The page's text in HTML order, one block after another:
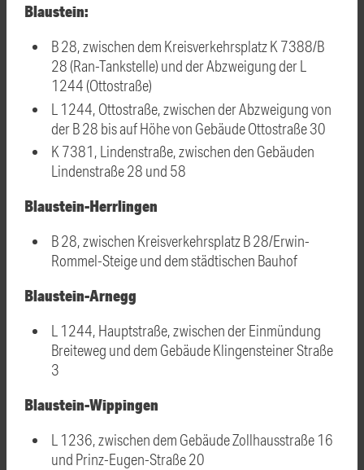
Blaustein:
B 28, zwischen dem Kreisverkehrsplatz K 7388/B
28 (Ran-Tankstelle) und der Abzweigung der L
1244 (Ottostraße)
L 1244, Ottostraße, zwischen der Abzweigung von
der B 28 bis auf Höhe von Gebäude Ottostraße 30
K 7381, Lindenstraße, zwischen den Gebäuden
Lindenstraße 28 und 58
Blaustein-Herrlingen
B 28, zwischen Kreisverkehrsplatz B 28/Erwin-
Rommel-Steige und dem städtischen Bauhof
Blaustein-Arnegg
L 1244, Hauptstraße, zwischen der Einmündung
Breiteweg und dem Gebäude Klingensteiner Straße
3
Blaustein-Wippingen
L 1236, zwischen dem Gebäude Zollhausstraße 16
und Prinz-Eugen-Straße 20